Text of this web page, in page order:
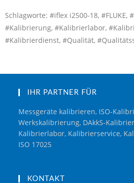
Schlagworte: #iflex i2500-18, #FLUKE,
#Kalibrierung, #Kalibrierlabor,
#Kalibrierdienst, #Qualität,
IHR PARTNER FÜR
Messgeräte kalibrieren, ISO-
Werkskalibrierung, DAkkS-
Kalibrierlabor, Kalibrierservice,
ISO 17025
KONTAKT